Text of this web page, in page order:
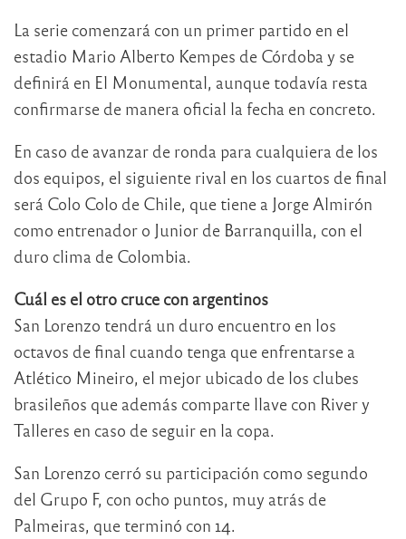
La serie comenzará con un primer partido en el
estadio Mario Alberto Kempes de Córdoba y se
definirá en El Monumental, aunque todavía resta
confirmarse de manera oficial la fecha en concreto.
En caso de avanzar de ronda para cualquiera de los
dos equipos, el siguiente rival en los cuartos de final
será Colo Colo de Chile, que tiene a Jorge Almirón
como entrenador o Junior de Barranquilla, con el
duro clima de Colombia.
Cuál es el otro cruce con argentinos
San Lorenzo tendrá un duro encuentro en los
octavos de final cuando tenga que enfrentarse a
Atlético Mineiro, el mejor ubicado de los clubes
brasileños que además comparte llave con River y
Talleres en caso de seguir en la copa.
San Lorenzo cerró su participación como segundo
del Grupo F, con ocho puntos, muy atrás de
Palmeiras, que terminó con 14.